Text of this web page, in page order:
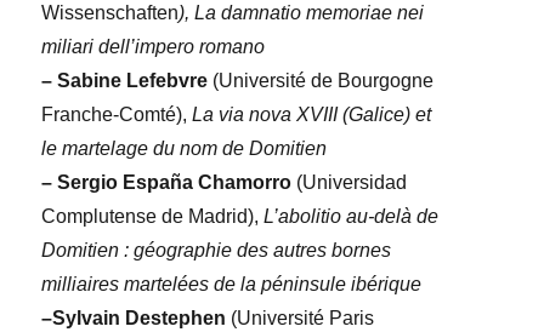
Wissenschaften), La damnatio memoriae nei
miliari dell’impero romano
–Sabine Lefebvre (Université de Bourgogne
Franche-Comté), La via nova XVIII (Galice) et
le martelage du nom de Domitien
– Sergio España Chamorro (Universidad
Complutense de Madrid),L’abolitio au-delà de
Domitien : géographie des autres bornes
milliaires martelées de la péninsule ibérique
–Sylvain Destephen (Université Paris